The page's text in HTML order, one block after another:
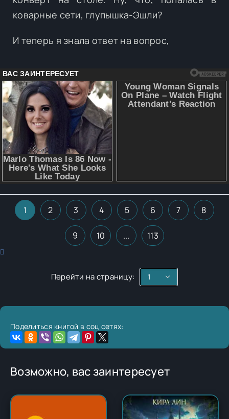
коварные сети, глупышка-Эшли?
И теперь я знала ответ на вопрос,
1 2 3 4 5 6 7 8
9 10 ... 113
Перейти на страницу:
Поделиться книгой в соц сетях:
Возможно, вас заинтересует